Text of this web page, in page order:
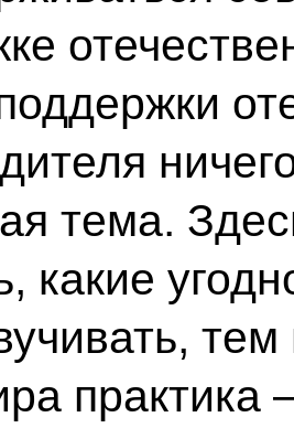
тема.
какие
практика